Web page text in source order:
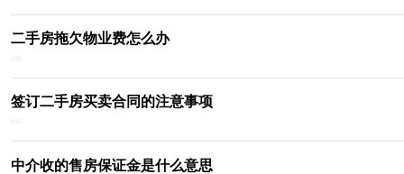
二手房拖欠物业费怎么办​
签订二手房买卖合同的注意事项
中介收的售房保证金是什么意思